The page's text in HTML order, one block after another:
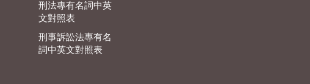
刑法專有名詞中英
文對照表
刑事訴訟法專有名
詞中英文對照表